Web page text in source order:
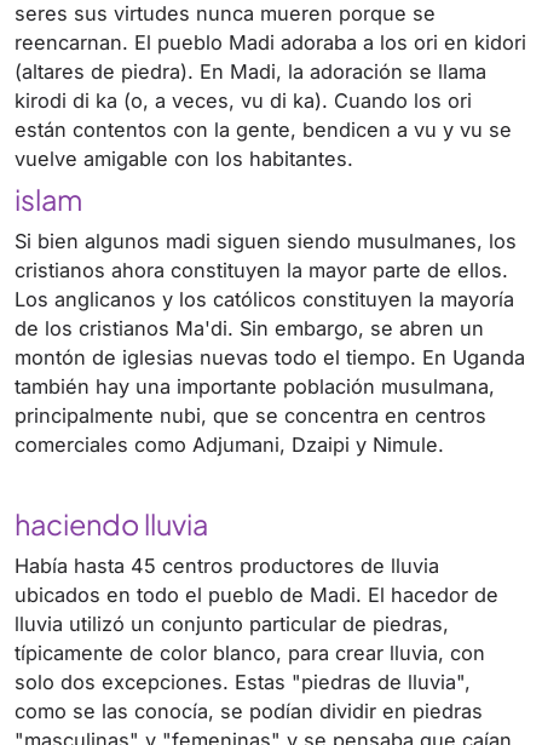
seres sus virtudes nunca mueren porque se
reencarnan. El pueblo Madi adoraba a los ori en kidori
(altares de piedra). En Madi, la adoración se llama
kirodi di ka (o, a veces, vu di ka). Cuando los ori
están contentos con la gente, bendicen a vu y vu se
vuelve amigable con los habitantes.
islam
Si bien algunos madi siguen siendo musulmanes, los
cristianos ahora constituyen la mayor parte de ellos.
Los anglicanos y los católicos constituyen la mayoría
de los cristianos Ma'di. Sin embargo, se abren un
montón de iglesias nuevas todo el tiempo. En Uganda
también hay una importante población musulmana,
principalmente nubi, que se concentra en centros
comerciales como Adjumani, Dzaipi y Nimule.
haciendo lluvia
Había hasta 45 centros productores de lluvia
ubicados en todo el pueblo de Madi. El hacedor de
lluvia utilizó un conjunto particular de piedras,
típicamente de color blanco, para crear lluvia, con
solo dos excepciones. Estas "piedras de lluvia",
como se las conocía, se podían dividir en piedras